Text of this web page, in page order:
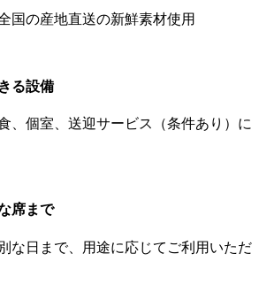
国の産地直送の新鮮素材使用
る設備
、個室、送迎サービス（条件あり）に
席まで
な日まで、用途に応じてご利用いただ